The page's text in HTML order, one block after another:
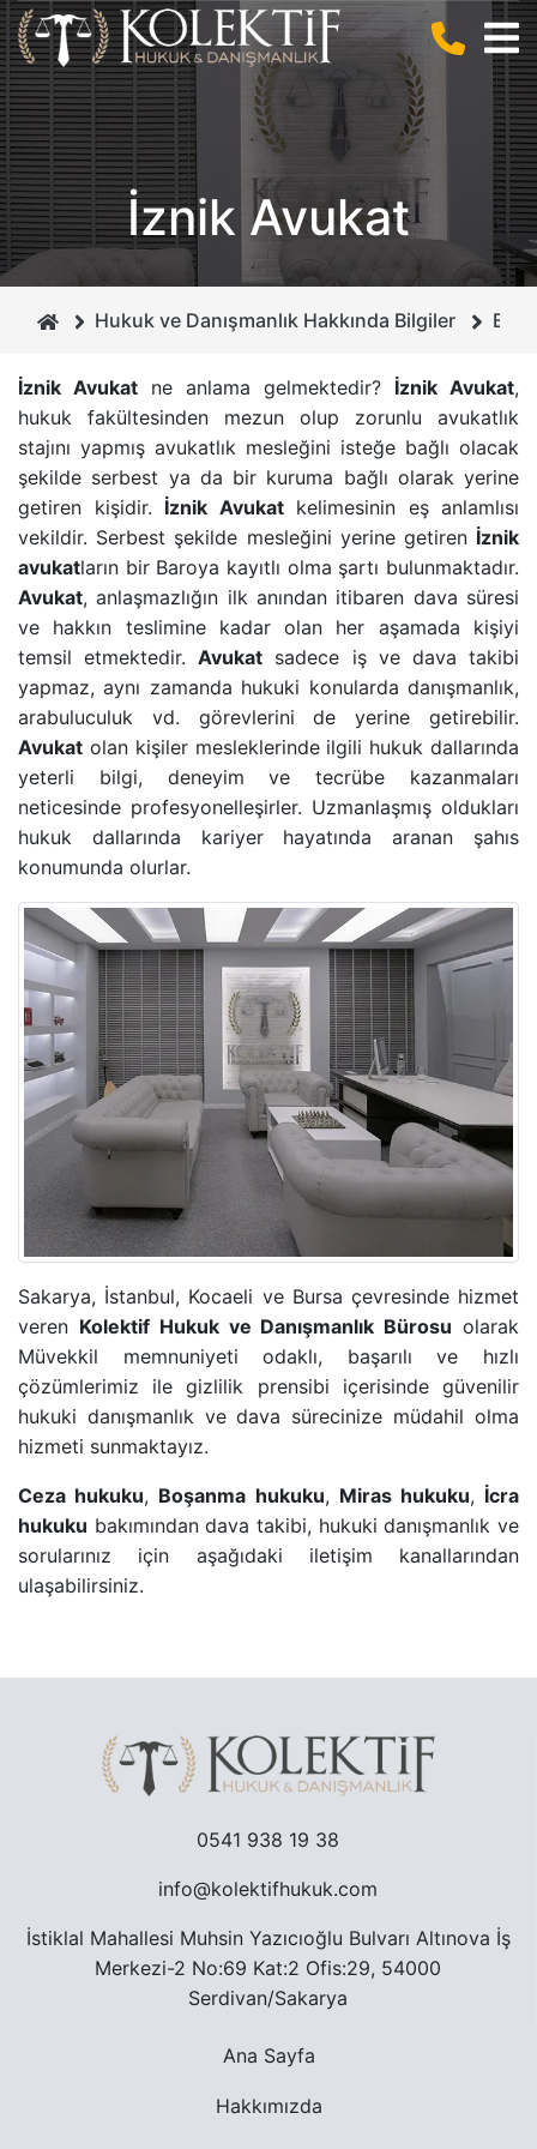
BIZ KIMIZ ?
KURUCUMUZ
CEZA HUKUKU
BILIŞIM HUKUKU
MIRAS HUKUKU
GAYRIMENKUL HUKUKU
BOŞANMA VE AILE HUKUKU
İCRA VE İFLAS HUKUKU
BORÇLAR HUKUKU
ANLAŞMALI BOŞANMA
BILIŞIM SUÇLARI
DOLANDIRICILIK SUÇU
CEZA MAHKEMELERI
İHTIYATI HACIZ
İSIM VE SOYISIM DEĞIŞIKLIĞI DAVASI
ÇEKIŞMELI BOŞANMA DAVASI
BANKA HESABINA KONULAN BLOKENIN
GAYRIMENKUL AVUKATI
HAKARET SUÇU
İZALE-I ŞUYU DAVASI
TAŞINMAZ SATIŞ VAADI SÖZLEŞMESI
KASTEN YARALAMA SUÇU
UYUŞTURUCU TICARETI DAVASI
ADLI KONTROL TEDBIRI
HIRSIZLIK SUÇU
KONUT DOKUNULMAZLIĞININ IHLALI SUÇU
KOVUŞTURMAYA YER OLMADIĞINA DAIR KARAR
ÖZEL HAYATIN GIZLILIĞI SUÇU
CINSEL TACIZ SUÇU
YÜRÜTMENIN DURDURULMASI KARARI
TAŞINMAZ ALMAK SURETIYLE TÜRK
YARGILANMANIN YENILENMESI DAVASI
İznik Avukat
Hukuk ve Danışmanlık Hakkında Bilgiler
İznik Avukat ne anlama gelmektedir? İznik Avukat,
hukuk fakültesinden mezun olup zorunlu avukatlık
stajını yapmış avukatlık mesleğini isteğe bağlı olacak
şekilde serbest ya da bir kuruma bağlı olarak yerine
getiren kişidir. İznik Avukatkelimesinin eş anlamlısı
vekildir. Serbest şekilde mesleğini yerine getiren İznik
avukatların bir Baroya kayıtlı olma şartı bulunmaktadır.
Avukat, anlaşmazlığın ilk anından itibaren dava süresi
ve hakkın teslimine kadar olan her aşamada kişiyi
temsil etmektedir.Avukat sadece iş ve dava takibi
yapmaz, aynı zamanda hukuki konularda danışmanlık,
arabuluculuk vd. görevlerini de yerine getirebilir.
Avukat olan kişiler mesleklerinde ilgili hukuk dallarında
yeterli bilgi, deneyim ve tecrübe kazanmaları
neticesinde profesyonelleşirler. Uzmanlaşmış oldukları
hukuk dallarında kariyer hayatında aranan şahıs
konumunda olurlar.
Sakarya, İstanbul, Kocaeli ve Bursa çevresinde hizmet
veren Kolektif Hukuk ve Danışmanlık Bürosu olarak
Müvekkil memnuniyeti odaklı, başarılı ve hızlı
çözümlerimiz ile gizlilik prensibi içerisinde güvenilir
hukuki danışmanlık ve dava sürecinize müdahil olma
hizmeti sunmaktayız.
Ceza hukuku, Boşanma hukuku, Miras hukuku, İcra
hukuku bakımından dava takibi, hukuki danışmanlık ve
sorularınız için aşağıdaki iletişim kanallarından
ulaşabilirsiniz.
0541 938 19 38
info@kolektifhukuk.com
İstiklal Mahallesi Muhsin Yazıcıoğlu Bulvarı Altınova İş
Merkezi-2 No:69 Kat:2 Ofis:29, 54000
Serdivan/Sakarya
Ana Sayfa
Hakkımızda